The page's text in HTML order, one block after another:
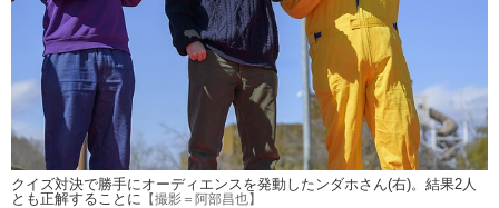
クイズ対決で勝手にオーディエンスを発動したンダホさん(右)。結果2人
とも正解することに
【撮影＝阿部昌也】